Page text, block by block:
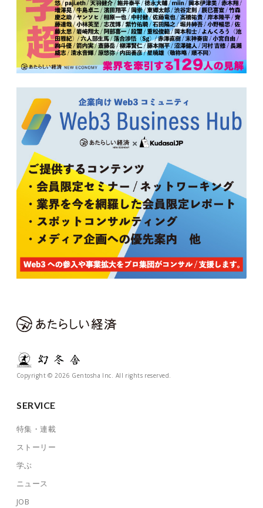
Copyright © 2026 Gentosha Inc. All rights reserved.
SERVICE
特集・連載
ストーリー
学ぶ
ニュース
JOB